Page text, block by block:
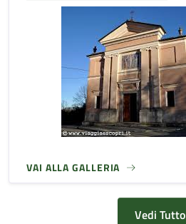
VAI ALLA GALLERIA
Vedi Tutto